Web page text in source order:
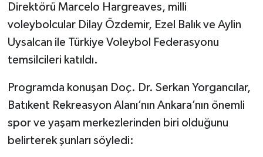
Direktörü Marcelo Hargreaves, milli
voleybolcular Dilay Özdemir, Ezel Balık ve Aylin
Uysalcan ile Türkiye Voleybol Federasyonu
temsilcileri katıldı.
Programda konuşan Doç. Dr. Serkan Yorgancılar,
Batıkent Rekreasyon Alanı’nın Ankara’nın önemli
spor ve yaşam merkezlerinden biri olduğunu
belirterek şunları söyledi: